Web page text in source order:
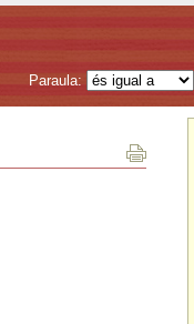
Paraula: